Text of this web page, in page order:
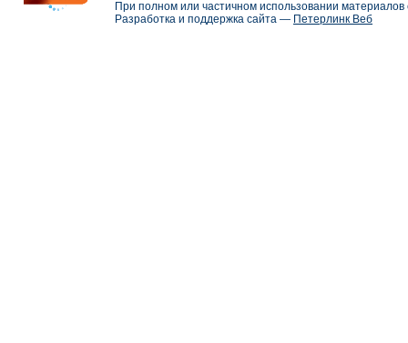
При полном или частичном использовании
Разработка и поддержка сайта — Петерлинк Веб